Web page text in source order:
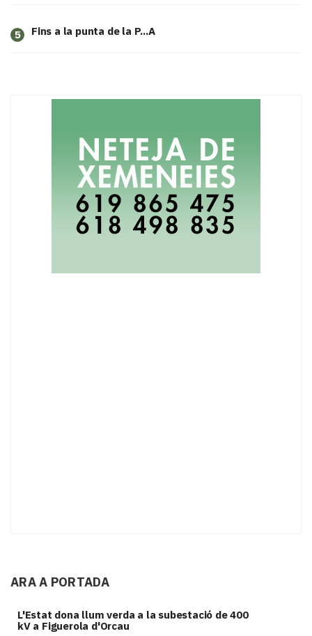
5 Fins a la punta de la P...A
ARA A PORTADA
L'Estat dona llum verda a la subestació de 400
kV a Figuerola d'Orcau